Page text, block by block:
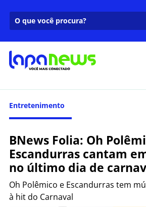
Entretenimento
BNews Folia: Oh
Escandurras cantam
no último dia de
Oh Polêmico e Escandurras tem
à hit do Carnaval